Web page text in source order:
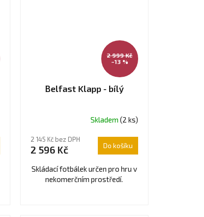
2 999 Kč
–13 %
Belfast Klapp - bílý
produktu
je
z
Skladem (2 ks)
2 145 Kč bez DPH
2 596 Kč Do košíku
Skládací fotbálek určen pro hru v
nekomerčním prostředí.